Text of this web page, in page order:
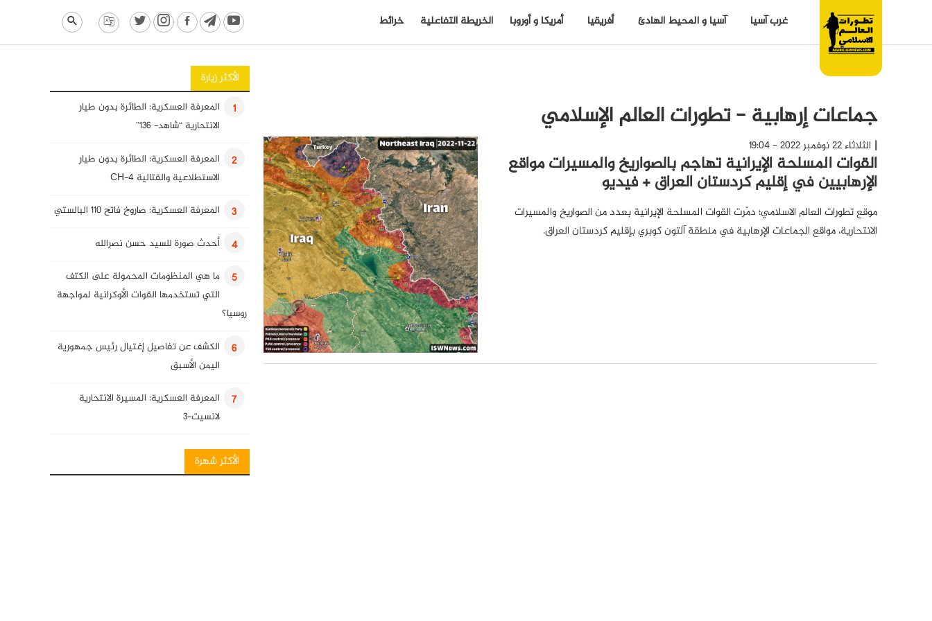
غرب آسيا آسيا و المحيط الهادئ أفريقيا أمريكا و أوروبا الخريطة التفاعلية خرائط
جماعات إرهابية - تطورات العالم الإسلامي
الثلاثاء 22 نوفمبر 2022 - 19:04
القوات المسلحة الإيرانية تهاجم بالصواريخ والمسيرات مواقع
الإرهابيين في إقليم كردستان العراق + فيديو
موقع تطورات العالم الاسلامي؛ دمّرت القوات المسلحة الإيرانية بعدد من الصواريخ والمسيرات
الانتحارية، مواقع الجماعات الإرهابية في منطقة آلتون كوبري بإقليم كردستان العراق.
الأكثر زيارة
1
المعرفة العسكرية: الطائرة بدون طيار
الانتحارية “شاهد- 136”
2
المعرفة العسكرية: الطائرة بدون طيار
الاستطلاعية والقتالية CH-4
3 المعرفة العسكرية: صاروخ فاتح 110 البالستي
4 أحدث صورة للسيد حسن نصرالله
5
ما هي المنظومات المحمولة على الكتف
التي تستخدمها القوات الأوكرانية لمواجهة
روسيا؟
6
الكشف عن تفاصيل إغتيال رئيس جمهورية
اليمن الأسبق
7
المعرفة العسكرية: المسيرة الانتحارية
لانسيت-3
8 انفوغرافيك: فصائل المقاومة العراقية
الأكثر شهرة